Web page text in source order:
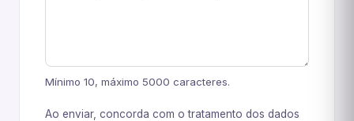
Mínimo 10, máximo 5000 caracteres.
Ao enviar, concorda com o tratamento dos dados